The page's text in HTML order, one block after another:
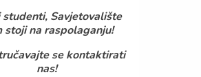
studenti, Savjetovalište
stoji na raspolaganju!
se kontaktirati
nas!